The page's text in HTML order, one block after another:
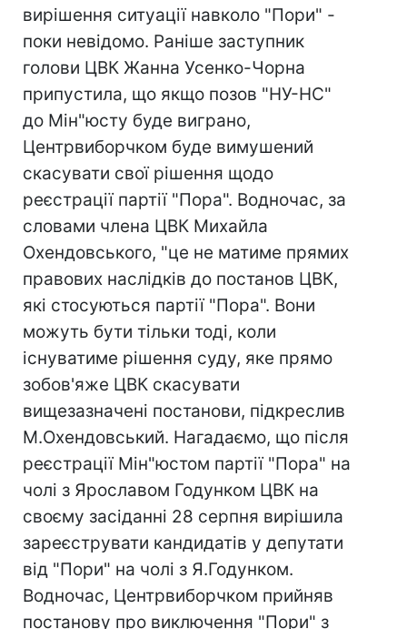
вирішення ситуації навколо "Пори" -
поки невідомо. Раніше заступник
голови ЦВК Жанна Усенко-Чорна
припустила, що якщо позов "НУ-НС"
до Мін"юсту буде виграно,
Центрвиборчком буде вимушений
скасувати свої рішення щодо
реєстрації партії "Пора". Водночас, за
словами члена ЦВК Михайла
Охендовського, "це не матиме прямих
правових наслідків до постанов ЦВК,
які стосуються партії "Пора". Вони
можуть бути тільки тоді, коли
існуватиме рішення суду, яке прямо
зобов'яже ЦВК скасувати
вищезазначені постанови, підкреслив
М.Охендовський. Нагадаємо, що після
реєстрації Мін"юстом партії "Пора" на
чолі з Ярославом Годунком ЦВК на
своєму засіданні 28 серпня вирішила
зареєструвати кандидатів у депутати
від "Пори" на чолі з Я.Годунком.
Водночас, Центрвиборчком прийняв
постанову про виключення "Пори" з